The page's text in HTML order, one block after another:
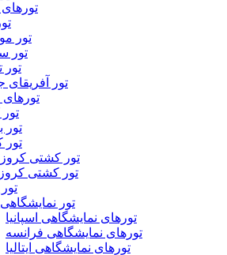
تورهای
تور
تور
تور
تور آفریقای
تورهای
تور
تور
تور
تور کشتی کروز
تور کشتی کروز
تور نمایشگاهی
تورهای نمایشگاهی اسپانیا
تورهای نمایشگاهی فرانسه
تورهای نمایشگاهی ایتالیا